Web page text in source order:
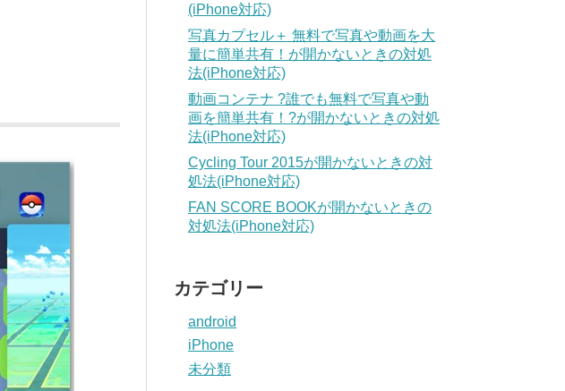
(iPhone対応)
写真カプセル＋ 無料で写真や動画を大
量に簡単共有！が開かないときの対処
法(iPhone対応)
動画コンテナ ?誰でも無料で写真や動
画を簡単共有！?が開かないときの対処
法(iPhone対応)
Cycling Tour 2015が開かないときの対
処法(iPhone対応)
FAN SCORE BOOKが開かないときの
対処法(iPhone対応)
カテゴリー
android
iPhone
未分類